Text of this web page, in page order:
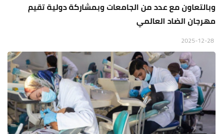
وبالتعاون مع عدد من الجامعات وبمشاركة دولية تقيم
مهرجان الضاد العالمي